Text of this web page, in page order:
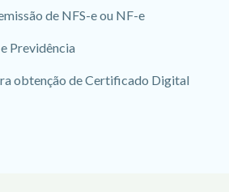
de NFS-e ou NF-e
Previdência
obtenção de Certificado Digital